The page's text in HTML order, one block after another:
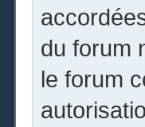
du forum
le forum